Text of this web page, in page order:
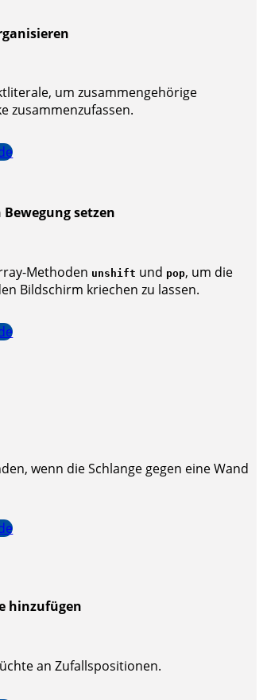
um zusammengehörige
zusammenzufassen.
Bewegung setzen
Methoden unshift und pop, um die
Bildschirm kriechen zu lassen.
wenn die Schlange gegen eine Wand
hinzufügen
an Zufallspositionen.